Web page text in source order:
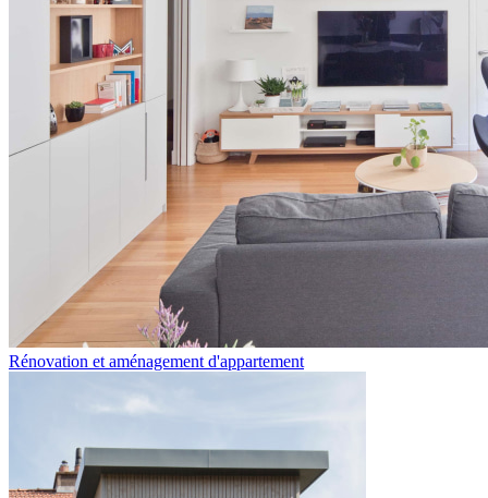
Rénovation et aménagement d'appartement